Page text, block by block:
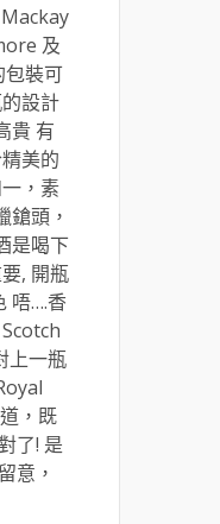
及
包裝可
設計
貴 有
美的
，素
鎗頭，
是喝下
, 開瓶
唔….香
上一瓶
，既
了! 是
意，